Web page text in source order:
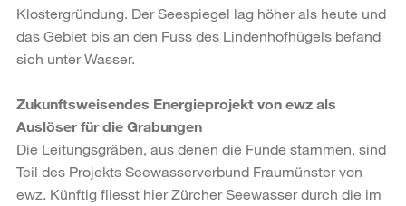
Klostergründung. Der Seespiegel lag höher als heute und
das Gebiet bis an den Fuss des Lindenhofhügels befand
sich unter Wasser.
Zukunftsweisendes Energieprojekt von ewz als
Auslöser für die Grabungen
Die Leitungsgräben, aus denen die Funde stammen, sind
Teil des Projekts Seewasserverbund Fraumünster von
ewz. Künftig fliesst hier Zürcher Seewasser durch die im